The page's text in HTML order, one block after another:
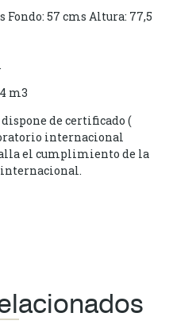
Fondo: 57 cms Altura: 77,5
m3
dispone de certificado (
internacional
el cumplimiento de la
internacional.